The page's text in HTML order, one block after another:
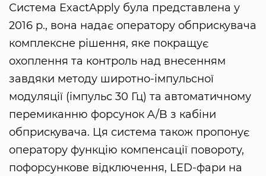
Система ExactApply була представлена у
2016 р., вона надає оператору обприскувача
комплексне рішення, яке покращує
охоплення та контроль над внесенням
завдяки методу широтно-імпульсної
модуляції (імпульс 30 Гц) та автоматичному
перемиканню форсунок A/B з кабіни
обприскувача. Ця система також пропонує
оператору функцію компенсації повороту,
пофорсункове відключення, LED-фари на